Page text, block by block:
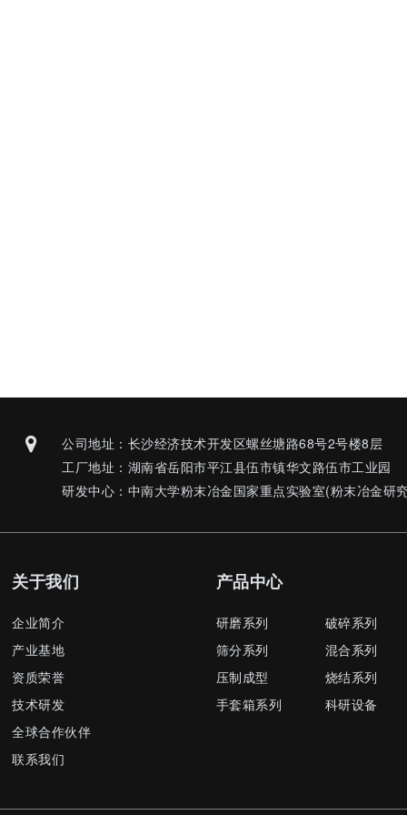
公司地址：长沙经济技术开发区螺丝塘路68号2号楼8层
工厂地址：湖南省岳阳市平江县伍市镇华文路伍市工业园
研发中心：中南大学粉末冶金国家重点实验室(粉末冶金研
关于我们
企业简介
产业基地
资质荣誉
技术研发
全球合作伙伴
联系我们
产品中心
研磨系列
破碎系列
筛分系列
混合系列
压制成型
烧结系列
手套箱系列
科研设备